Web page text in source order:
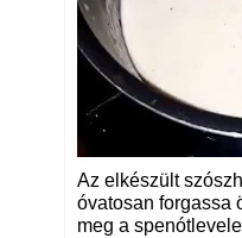
Az elkészült
óvatosan forgassa
meg a